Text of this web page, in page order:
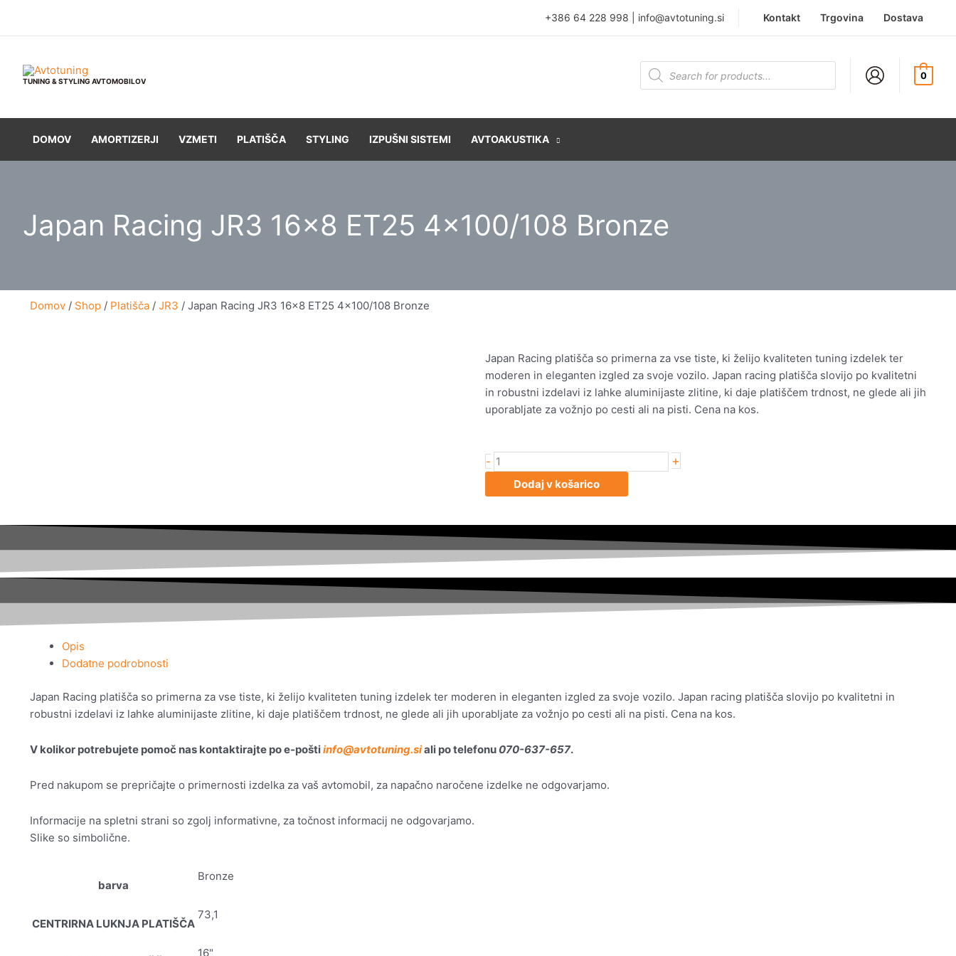
+386 64 228 998 info@avtotuning.si Kontakt Trgovina Dostava
TUNING & STYLING AVTOMOBILOV
Products
search 0
DOMOV AMORTIZERJI VZMETI PLATIŠČA STYLING IZPUŠNI SISTEMI AVTOAKUSTIKA
Japan Racing JR3 16×8 ET25 4×100/108 Bronze
Domov / Shop / Platišča / JR3 / Japan Racing JR3 16×8 ET25 4×100/108 Bronze
Japan Racing platišča so primerna za vse tiste, ki želijo kvaliteten tuning izdelek ter
moderen in eleganten izgled za svoje vozilo. Japan racing platišča slovijo po kvalitetni
in robustni izdelavi iz lahke aluminijaste zlitine, ki daje platiščem trdnost, ne glede ali jih
uporabljate za vožnjo po cesti ali na pisti. Cena na kos.
- Japan
Racing
ET25
Bronze
količina
+
Dodaj v košarico
Opis
Dodatne podrobnosti
Japan Racing platišča so primerna za vse tiste, ki želijo kvaliteten tuning izdelek ter moderen in eleganten izgled za svoje vozilo. Japan racing platišča slovijo po kvalitetni in
robustni izdelavi iz lahke aluminijaste zlitine, ki daje platiščem trdnost, ne glede ali jih uporabljate za vožnjo po cesti ali na pisti. Cena na kos.
V kolikor potrebujete pomoč nas kontaktirajte po e-poštiinfo@avtotuning.siali po telefonu 070-637-657.
Pred nakupom se prepričajte o primernosti izdelka za vaš avtomobil, za napačno naročene izdelke ne odgovarjamo.
Informacije na spletni strani so zgolj informativne, za točnost informacij ne odgovarjamo.
Slike so simbolične.
barva
Bronze
CENTRIRNA LUKNJA PLATIŠČA
73,1
16"